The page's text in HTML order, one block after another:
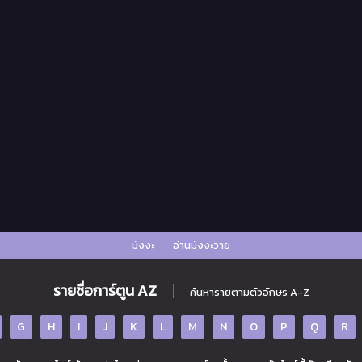
มังงะ อ่านมังงะวาย
รายชื่อการ์ตูน AZ ค้นหารายตามตัวอักษร A-Z
G H I J K L M N O P Q R